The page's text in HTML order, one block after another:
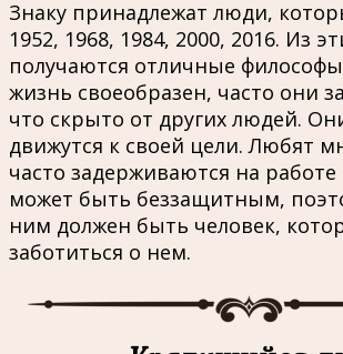
Знаку принадлежат люди,
1952, 1968, 1984, 2000, 2016. Из
получаются отличные
жизнь своеобразен, часто они
что скрыто от других людей.
движутся к своей цели. Любят
часто задерживаются на
может быть беззащитным,
ним должен быть человек,
заботиться о нем.